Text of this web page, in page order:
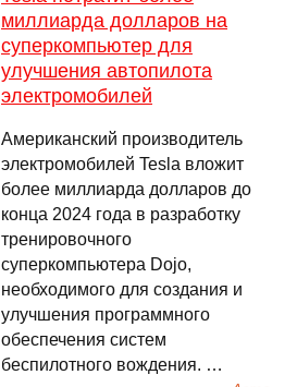
миллиарда долларов на
суперкомпьютер для
улучшения автопилота
электромобилей
Американский производитель
электромобилей Tesla вложит
более миллиарда долларов до
конца 2024 года в разработку
тренировочного
суперкомпьютера Dojo,
необходимого для создания и
улучшения программного
обеспечения систем
беспилотного вождения. …